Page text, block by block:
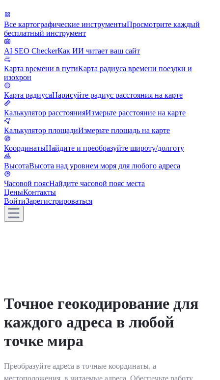
Все картографические инструментыПросмотрите каждый
бесплатный инструмент
AI SEO CheckerКак ИИ читает ваш сайт
Карта времени в путиКарта радиуса времени поездки и
изохрон
Карта радиусаНарисуйте радиус расстояния на карте
Калькулятор расстоянияИзмерьте расстояние на карте
Калькулятор площадиИзмерьте площадь на карте
КоординатыНайдите и преобразуйте широту/долготу
ВысотаВысота над уровнем моря для любого адреса
Часовой поясНайдите часовой пояс места
ЦеныКонтакты
ВойтиЗарегистрироваться
Точное геокодирование для
каждого адреса в любой
точке мира
Преобразуйте адреса в точные координаты, а
местоположения, в читаемые адреса. Обеспечьте работу